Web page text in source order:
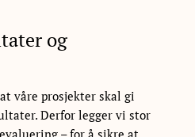
og
våre prosjekter skal gi
Derfor legger vi stor
– for å sikre at